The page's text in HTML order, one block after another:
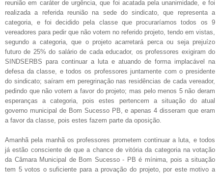
reunião em caráter de urgência, que foi acatada pela unanimidade, e foi
realizada a referida reunião na sede do sindicato, que representa a
categoria, e foi decidido pela classe que procuraríamos todos os 9
vereadores para pedir que não votem no referido projeto, tendo em vistas,
segundo a categoria, que o projeto acarretará perca ou seja prejuízo
futuro de 25% do salário de cada educador, os professores exigiram do
SINDSERBS para continuar a luta e atuando de forma implacável na
defesa da classe, e todos os professores juntamente com o presidente
do sindicato; saíram em peregrinação nas residências de cada vereador,
pedindo que não votem a favor do projeto; mas pelo menos 5 não deram
esperanças a categoria, pois estes pertencem a situação do atual
governo municipal de Bom Sucesso PB, e apenas 4 disseram que eram
a favor da classe, pois estes fazem parte da oposição.
Amanhã pela manhã os professores prometem continuar a luta, e todos
já estão consciente de que a chance de vitória da categoria na votação
da Câmara Municipal de Bom Sucesso - PB é mínima, pois a situação
tem 5 votos o suficiente para a provação do projeto, por este motivo a